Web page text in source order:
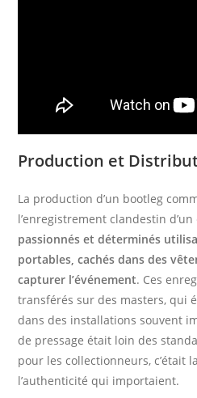
Production et
La production d’un bootleg
l’enregistrement clandestin d’un
passionnés et déterminés
portables, cachés dans des
capturer l’événement. Ces
transférés sur des masters, qui
dans des installations souvent
de pressage était loin des
pour les collectionneurs, c’était
l’authenticité qui importaient.